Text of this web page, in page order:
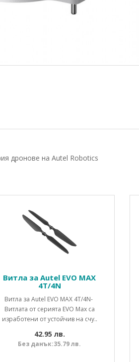
дронове на Autel Robotics
Витла за Autel EVO MAX
4T/4N
Витла за Autel EVO MAX 4T/4N-
Витлата от серията EVO Max са
изработени от устойчив на счу..
42.95 лв.
Без данък:35.79 лв.